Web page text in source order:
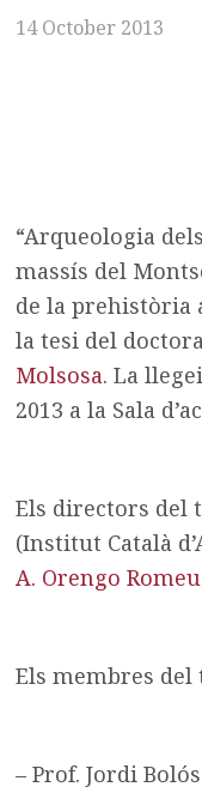
14 October 2013
“Arqueologia
massís del
de la prehistòria
la tesi del
Molsosa. La
2013 a la Sala
Els directors del
(Institut Català
A. Orengo Romeu
Els membres
– Prof. Jordi